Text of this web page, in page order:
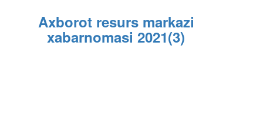
Axborot resurs markazi
xabarnomasi 2021(3)